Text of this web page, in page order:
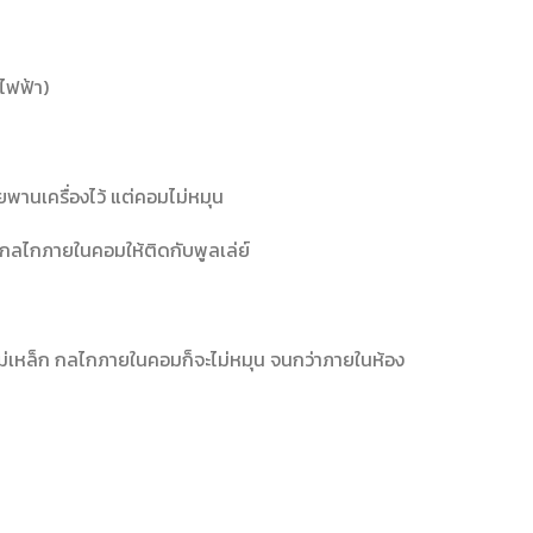
ฟฟ้า)
านเครื่องไว้ แต่คอมไม่หมุน
ลไกภายในคอมให้ติดกับพูลเล่ย์
หล็ก กลไกภายในคอมก็จะไม่หมุน จนกว่าภายในห้อง